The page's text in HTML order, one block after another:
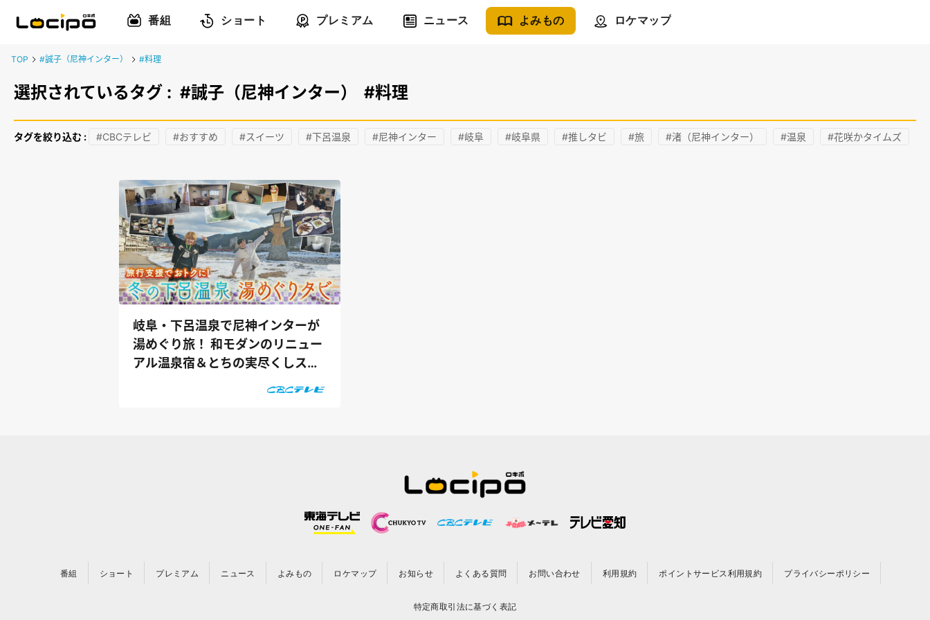
番組 ショート プレミアム ニュース よみもの ロケマップ
TOP #誠子（尼神インター） #料理
選択されているタグ : #誠子（尼神インター） #料理
タグを絞り込む : #CBCテレビ #おすすめ #スイーツ #下呂温泉 #尼神インター #岐阜 #岐阜県 #推しタビ #旅 #渚（尼神インター） #温泉 #花咲かタイムズ
岐阜・下呂温泉で尼神インターが
湯めぐり旅！ 和モダンのリニュー
アル温泉宿＆とちの実尽くしスイ
番組 ショート プレミアム ニュース よみもの ロケマップ お知らせ よくある質問 お問い合わせ 利用規約 ポイントサービス利用規約 プライバシーポリシー
特定商取引法に基づく表記